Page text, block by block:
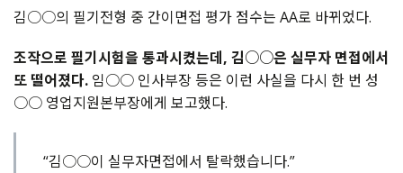
김○○의 필기전형 중 간이면접 평가 점수는 AA로 바뀌었다.
조작으로 필기시험을 통과시켰는데, 김○○은 실무자 면접에서
또 떨어졌다. 임○○ 인사부장 등은 이런 사실을 다시 한 번 성
○○ 영업지원본부장에게 보고했다.
“김○○이 실무자면접에서 탈락했습니다.”